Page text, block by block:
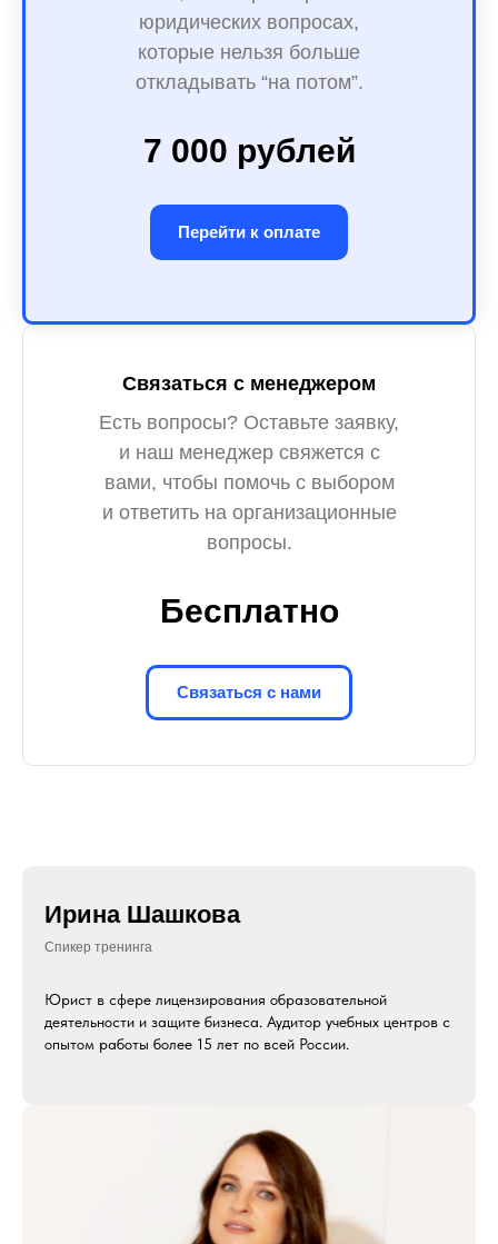
юридических вопросах,
которые нельзя больше
откладывать “на потом”.
7 000 рублей
Перейти к оплате
Связаться с менеджером
Есть вопросы? Оставьте заявку,
и наш менеджер свяжется с
вами, чтобы помочь с выбором
и ответить на организационные
вопросы.
Бесплатно
Связаться с нами
Ирина Шашкова
Спикер тренинга
Юрист в сфере лицензирования образовательной
деятельности и защите бизнеса. Аудитор учебных центров с
опытом работы более 15 лет по всей России.